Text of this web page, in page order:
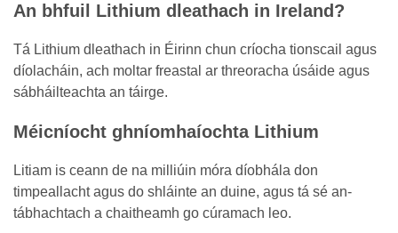
An bhfuil Lithium dleathach in Ireland?
Tá Lithium dleathach in Éirinn chun críocha tionscail agus
díolacháin, ach moltar freastal ar threoracha úsáide agus
sábháilteachta an táirge.
Méicníocht ghníomhaíochta Lithium
Litiam is ceann de na milliúin móra díobhála don
timpeallacht agus do shláinte an duine, agus tá sé an-
tábhachtach a chaitheamh go cúramach leo.